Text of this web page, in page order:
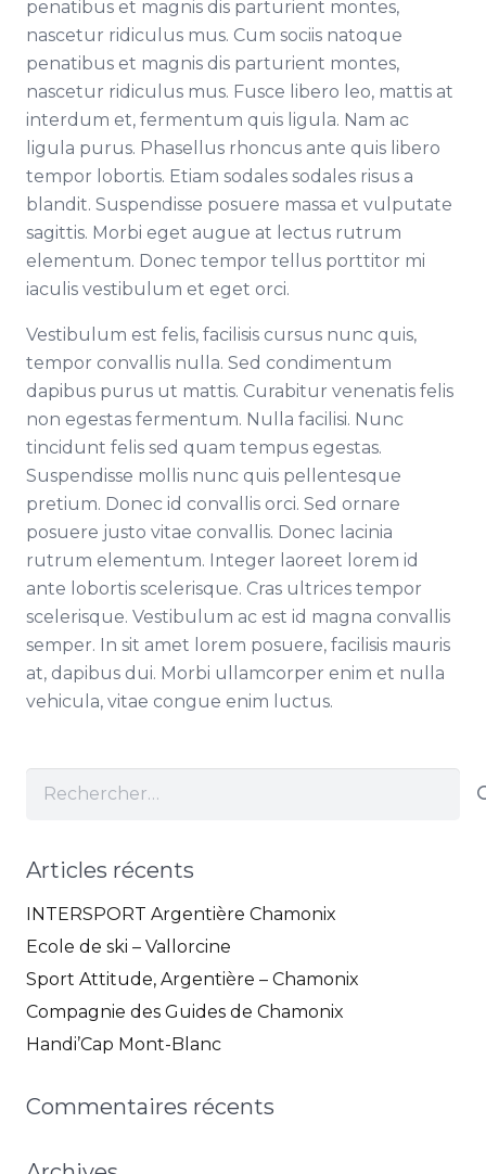
penatibus et magnis dis parturient montes,
nascetur ridiculus mus. Cum sociis natoque
penatibus et magnis dis parturient montes,
nascetur ridiculus mus. Fusce libero leo, mattis at
interdum et, fermentum quis ligula. Nam ac
ligula purus. Phasellus rhoncus ante quis libero
tempor lobortis. Etiam sodales sodales risus a
blandit. Suspendisse posuere massa et vulputate
sagittis. Morbi eget augue at lectus rutrum
elementum. Donec tempor tellus porttitor mi
iaculis vestibulum et eget orci.
Vestibulum est felis, facilisis cursus nunc quis,
tempor convallis nulla. Sed condimentum
dapibus purus ut mattis. Curabitur venenatis felis
non egestas fermentum. Nulla facilisi. Nunc
tincidunt felis sed quam tempus egestas.
Suspendisse mollis nunc quis pellentesque
pretium. Donec id convallis orci. Sed ornare
posuere justo vitae convallis. Donec lacinia
rutrum elementum. Integer laoreet lorem id
ante lobortis scelerisque. Cras ultrices tempor
scelerisque. Vestibulum ac est id magna convallis
semper. In sit amet lorem posuere, facilisis mauris
at, dapibus dui. Morbi ullamcorper enim et nulla
vehicula, vitae congue enim luctus.
Rechercher :
Articles récents
INTERSPORT Argentière Chamonix
Ecole de ski – Vallorcine
Sport Attitude, Argentière – Chamonix
Compagnie des Guides de Chamonix
Handi’Cap Mont-Blanc
Commentaires récents